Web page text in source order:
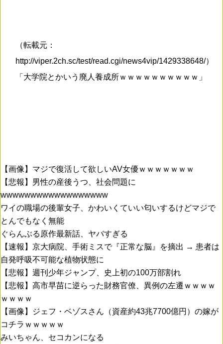
（転載元：
http://viper.2ch.sc/test/read.cgi/news4vip/1429338648/）
「大学院とかいう廃人養成所ｗｗｗｗｗｗｗｗｗｗ」
【画像】マジで復活して欲しいAV女優ｗｗｗｗｗｗｗ
【悲報】男性の産後うつ、社会問題に
wwwwwwwwwwwwwwwwww
ワイの職場の後輩女子、かわいくていい匂いするけどマジで
とんでもなく無能
ぐらんぶる原作最新話、ヤバすぎる
【速報】京大病院、手術ミスで『正常な脳』を摘出 → 患者は
自発呼吸不可能な植物状態に
【悲報】週刊少年ジャンプ、史上初の100万部割れ
【悲報】高市早苗に逆らった財務官僚、異例の左遷ｗｗｗｗ
ｗｗｗｗ
【画像】ジェフ・ベゾスさん（資産約43兆7700億円）の嫁が
コチラｗｗｗｗｗ
みいちゃん、セコカンになる